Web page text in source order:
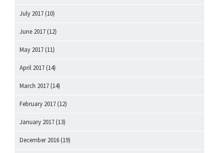
July 2017 (10)
June 2017 (12)
May 2017 (11)
April 2017 (14)
March 2017 (14)
February 2017 (12)
January 2017 (13)
December 2016 (19)